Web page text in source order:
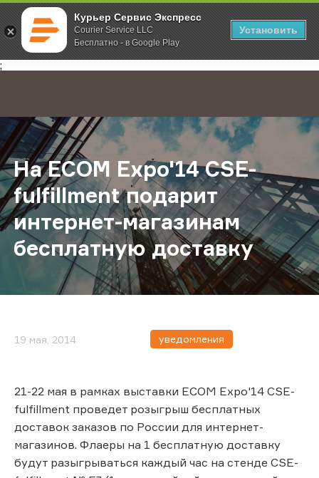
Курьер Сервис Экспресс
Courier Service LLC
Бесплатно - в Google Play
Установить
;
Главная О компании Новости На ECOM Expo'14 CSE-fulfillment
На ECOM Expo'14 CSE-
fulfillment подарит
интернет-магазинам
бесплатную доставку
19 мая, 2014 уведомления
21-22 мая в рамках выставки ECOM Expo'14 CSE-
fulfillment проведет розыгрыш бесплатных
доставок заказов по России для интернет-
магазинов. Флаеры на 1 бесплатную доставку
будут разыгрываться каждый час на стенде CSE-